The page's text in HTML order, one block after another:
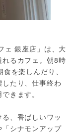
ェ 銀座店」は、大
るカフェ。朝8時
を楽しんだり、
たり、仕事終わ
きます。
、香ばしいワッ
シナモンアップ